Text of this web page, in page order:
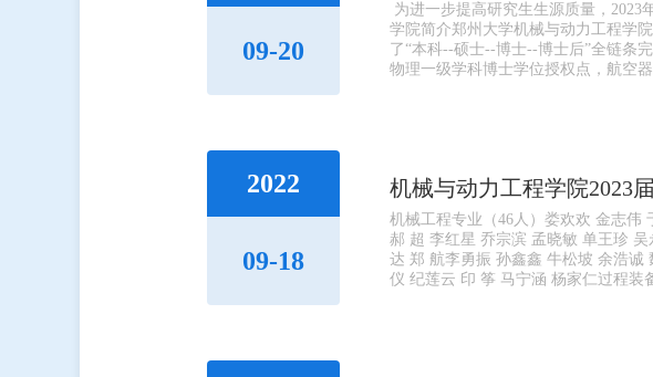
09-20
为进一步提高研究生生源质量，2023
学院简介郑州大学机械与动力工程学
了“本科--硕士--博士--博士后”全链条
物理一级学科博士学位授权点，航空
2022
09-18
机械与动力工程学院2023
机械工程专业（46人）娄欢欢 金志伟
郝 超 李红星 乔宗滨 孟晓敏 单王珍
达 郑 航李勇振 孙鑫鑫 牛松坡 余浩诚
仪 纪莲云 印 筝 马宁涵 杨家仁过程装